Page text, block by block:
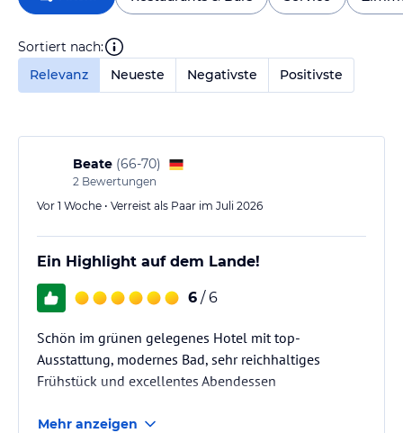
Sortiert nach:
Relevanz
Neueste Negativste Positivste
Beate (66-70)
2 Bewertungen
Vor 1 Woche • Verreist als Paar im Juli 2026
Ein Highlight auf dem Lande!
6 / 6
Schön im grünen gelegenes Hotel mit top-
Ausstattung, modernes Bad, sehr reichhaltiges
Frühstück und excellentes Abendessen
Mehr anzeigen